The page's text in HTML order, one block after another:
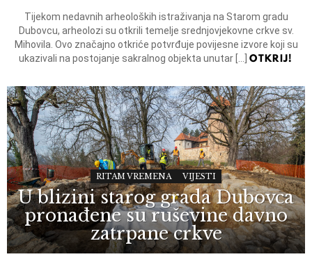
Tijekom nedavnih arheoloških istraživanja na Starom gradu
Dubovcu, arheolozi su otkrili temelje srednjovjekovne crkve sv.
Mihovila. Ovo značajno otkriće potvrđuje povijesne izvore koji su
ukazivali na postojanje sakralnog objekta unutar […]OTKRIJ!
RITAM VREMENA VIJESTI
U blizini starog grada Dubovca
pronađene su ruševine davno
zatrpane crkve